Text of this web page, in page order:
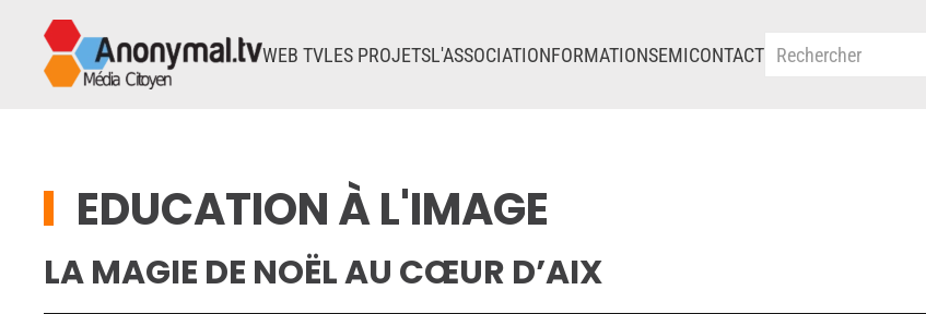
Accéder au contenu principal
WEB TVLES PROJETSL'ASSOCIATIONFORMATIONSEMICONTACT
EDUCATION À L'IMAGE
LA MAGIE DE NOËL AU CŒUR D’AIX